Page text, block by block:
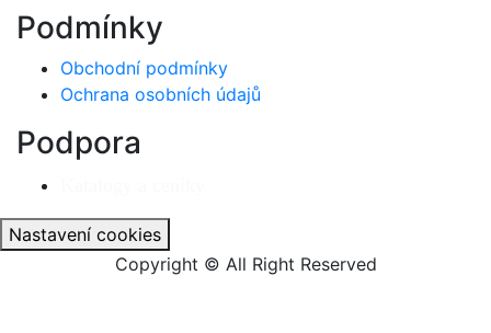
Podmínky
Obchodní podmínky
Ochrana osobních údajů
Podpora
Nastavení cookies
Copyright © All Right Reserved